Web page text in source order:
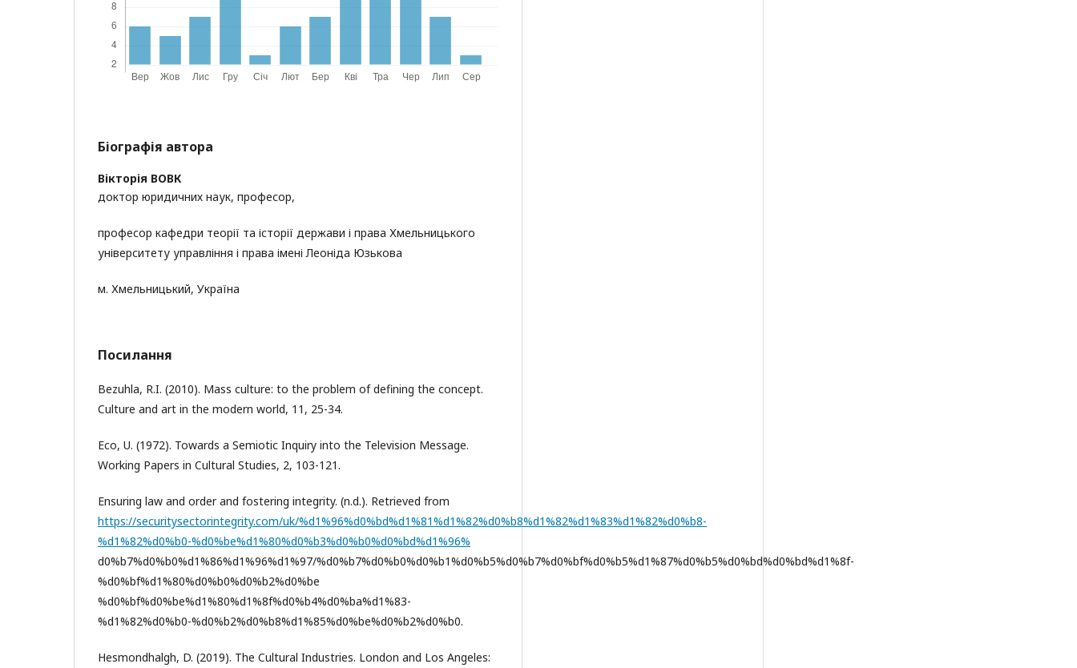
Біографія автора
Вікторія ВОВК
доктор юридичних наук, професор,
професор кафедри теорії та історії держави і права Хмельницького
університету управління і права імені Леоніда Юзькова
м. Хмельницький, Україна
Посилання
Bezuhla, R.I. (2010). Mass culture: to the problem of defining the concept.
Culture and art in the modern world, 11, 25-34.
Eco, U. (1972). Towards a Semiotic Inquiry into the Television Message.
Working Papers in Cultural Studies, 2, 103-121.
Ensuring law and order and fostering integrity. (n.d.). Retrieved from
https://securitysectorintegrity.com/uk/%d1%96%d0%bd%d1%81%d1%82%d0%b8%d1%82%d1%83%d1%82%d0%b8-
%d1%82%d0%b0-%d0%be%d1%80%d0%b3%d0%b0%d0%bd%d1%96%
d0%b7%d0%b0%d1%86%d1%96%d1%97/%d0%b7%d0%b0%d0%b1%d0%b5%d0%b7%d0%bf%d0%b5%d1%87%d0%b5%d0%bd%d0%bd%d1%8f-
%d0%bf%d1%80%d0%b0%d0%b2%d0%be
%d0%bf%d0%be%d1%80%d1%8f%d0%b4%d0%ba%d1%83-
%d1%82%d0%b0-%d0%b2%d0%b8%d1%85%d0%be%d0%b2%d0%b0.
Hesmondhalgh, D. (2019). The Cultural Industries. London and Los Angeles: